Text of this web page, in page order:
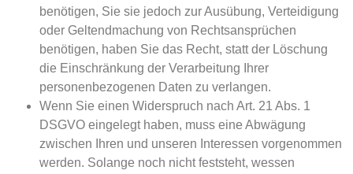
benötigen, Sie sie jedoch zur Ausübung, Verteidigung
oder Geltendmachung von Rechtsansprüchen
benötigen, haben Sie das Recht, statt der Löschung
die Einschränkung der Verarbeitung Ihrer
personenbezogenen Daten zu verlangen.
Wenn Sie einen Widerspruch nach Art. 21 Abs. 1
DSGVO eingelegt haben, muss eine Abwägung
zwischen Ihren und unseren Interessen vorgenommen
werden. Solange noch nicht feststeht, wessen